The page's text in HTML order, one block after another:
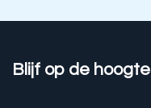
Blijf op de hoogte